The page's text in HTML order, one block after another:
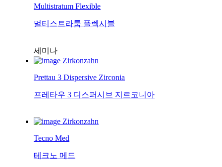
Multistratum Flexible
멀티스트라툼 플렉시블
세미나
Zirkonzahn
Prettau 3 Dispersive Zirconia
프레타우 3 디스퍼시브 지르코니아
Zirkonzahn
Tecno Med
테크노 메드